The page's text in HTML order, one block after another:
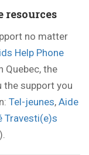
resources
no matter
Help Phone
Quebec, the
support you
Tel-jeunes, Aide
Travesti(e)s